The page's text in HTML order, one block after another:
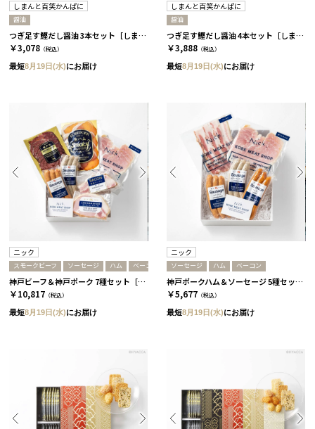
しまんと百笑かんぱに
醤油
つぎ足す鰹だし醤油 3本セット［しまんと百笑かんぱに］
￥3,078 （税込）
最短8月19日(水)にお届け
しまんと百笑かんぱに
醤油
つぎ足す鰹だし醤油 4本セット［しまんと百笑かんぱに］
￥3,888 （税込）
最短8月19日(水)にお届け
ニック
スモークビーフ ソーセージ ハム ベーコン
神戸ビーフ＆神戸ポーク 7種セット［ニック］
￥10,817 （税込）
最短8月19日(水)にお届け
ニック
ソーセージ ハム ベーコン
神戸ポークハム＆ソーセージ 5種セット［ニック］
￥5,677 （税込）
最短8月19日(水)にお届け